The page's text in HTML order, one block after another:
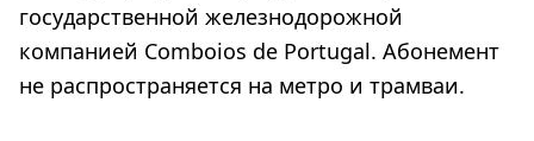
государственной железнодорожной
компанией Comboios de Portugal. Абонемент
не распространяется на метро и трамваи.